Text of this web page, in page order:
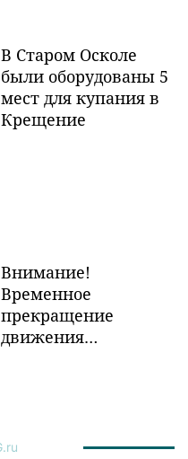
В Старом Осколе
были оборудованы 5
мест для купания в
Крещение
Внимание!
Временное
прекращение
движения